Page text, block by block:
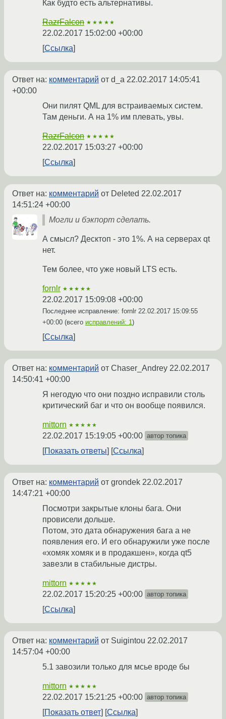
Как будто есть альтернативы.
RazrFalcon ★★★★★
22.02.2017 15:02:00 +00:00
Ссылка
Ответ на: комментарий от d_a 22.02.2017 14:05:41
+00:00
Они пилят QML для встраиваемых систем.
Там деньги. А на 1% им плевать, увы.
RazrFalcon ★★★★★
22.02.2017 15:03:27 +00:00
Ссылка
Ответ на: комментарий от Deleted 22.02.2017
14:51:24 +00:00
Могли и бэкпорт сделать.
А смысл? Десктоп - это 1%. А на серверах qt
нет.
Тем более, что уже новый LTS есть.
fornlr ★★★★★
22.02.2017 15:09:08 +00:00
Последнее исправление: fornlr 22.02.2017 15:09:55
+00:00 (всего исправлений: 1)
Ссылка
Ответ на: комментарий от Chaser_Andrey 22.02.2017
14:50:41 +00:00
Я негодую что они поздно исправили столь
критический баг и что он вообще появился.
mittorn ★★★★★
22.02.2017 15:19:05 +00:00 автор топика
Показать ответы Ссылка
Ответ на: комментарий от grondek 22.02.2017
14:47:21 +00:00
Посмотри закрытые клоны бага. Они
провисели дольше.
Потом, это дата обнаружения бага а не
появления его. И его обнаружили уже после
«хомяк хомяк и в продакшен», когда qt5
завезли в стабильные дистры.
mittorn ★★★★★
22.02.2017 15:20:25 +00:00 автор топика
Ссылка
Ответ на: комментарий от Suigintou 22.02.2017
14:57:04 +00:00
5.1 завозили только для мсье вроде бы
mittorn ★★★★★
22.02.2017 15:21:25 +00:00 автор топика
Показать ответ Ссылка